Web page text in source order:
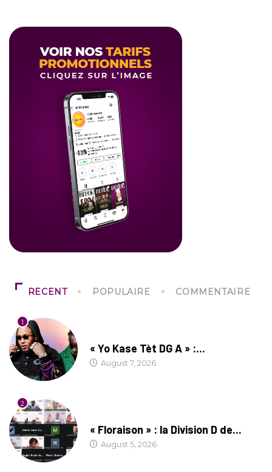
RECENT POPULAIRE COMMENTAIRE
1
« Yo Kase Tèt DG A » :...
August 7, 2026
2
« Floraison » : la Division D de...
August 5, 2026